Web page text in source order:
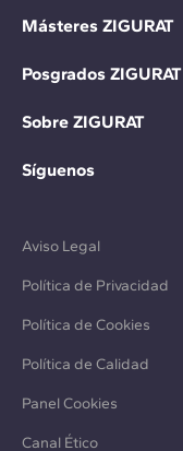
Másteres ZIGURAT
Posgrados ZIGURAT
Sobre ZIGURAT
Síguenos
Aviso Legal
Política de Privacidad
Política de Cookies
Política de Calidad
Panel Cookies
Canal Ético